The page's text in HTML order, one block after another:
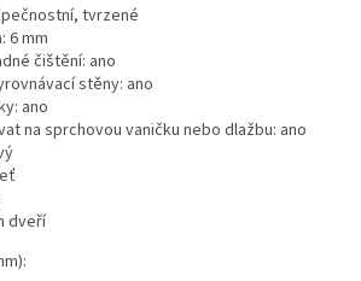
tvrzené
6 mm
čištění: ano
stěny: ano
ano
na sprchovou vaničku nebo dlažbu: ano
dveří